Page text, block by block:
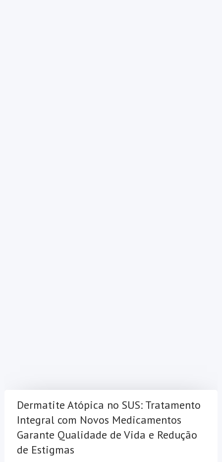
Dermatite Atópica no SUS: Tratamento
Integral com Novos Medicamentos
Garante Qualidade de Vida e Redução
de Estigmas